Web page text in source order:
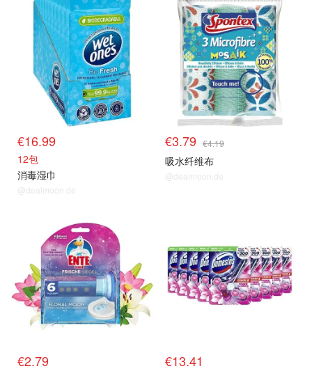
€16.99
12包
消毒湿巾
@dealmoon.de
€3.79 €4.19
吸水纤维布
@dealmoon.de
€2.79 €13.41